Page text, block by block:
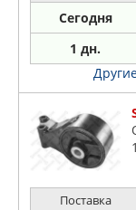
Сегодня
1 дн.
Поставка